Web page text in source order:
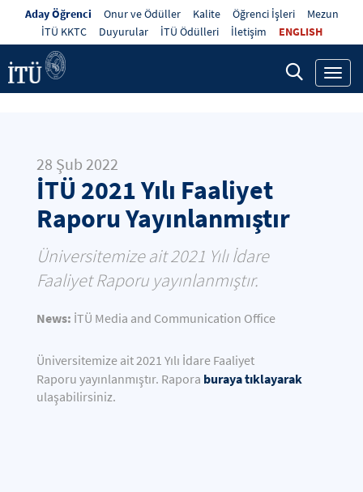
Aday Öğrenci Onur ve Ödüller Kalite Öğrenci İşleri
Mezun
İTÜ KKTC
Duyurular İTÜ Ödülleri İletişim ENGLISH
28 Şub 2022
İTÜ 2021 Yılı Faaliyet
Raporu Yayınlanmıştır
Üniversitemize ait 2021 Yılı İdare
Faaliyet Raporu yayınlanmıştır.
News: İTÜ Media and Communication Office
Üniversitemize ait 2021 Yılı İdare Faaliyet
Raporu yayınlanmıştır. Rapora burayatıklayarak
ulaşabilirsiniz.